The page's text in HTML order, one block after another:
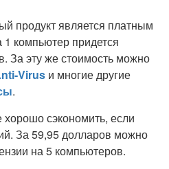
продукт является платным
компьютер придется
За эту же стоимость можно
Virus и многие другие
.
сэкономить, если
За 59,95 долларов можно
на 5 компьютеров.